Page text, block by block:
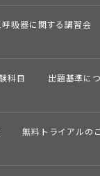
吸器に関する講習会
科目 出題基準に
無料トライアルの